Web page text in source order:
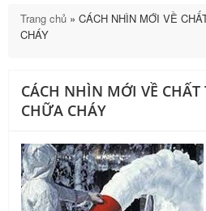
Trang chủ » CÁCH NHÌN MỚI VỀ
CHÁY
CÁCH NHÌN MỚI VỀ CHẤT
CHỮA CHÁY